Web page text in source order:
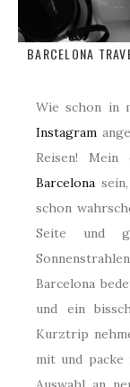
BARCELONA
Wie schon in
Instagram
Reisen!
Barcelona
schon
Seite und
Barcelona
und ein
Kurztrip
mit und